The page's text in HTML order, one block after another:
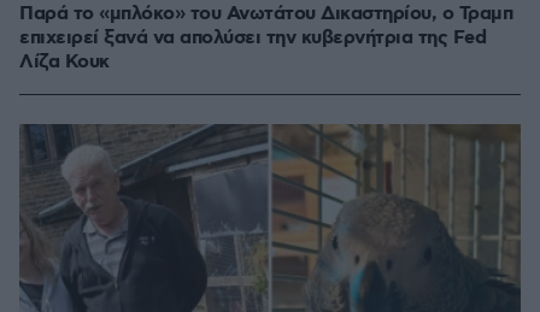
Παρά το «μπλόκο» του Ανωτάτου Δικαστηρίου, ο Τραμπ
επιχειρεί ξανά να απολύσει την κυβερνήτρια της Fed
Λίζα Κουκ